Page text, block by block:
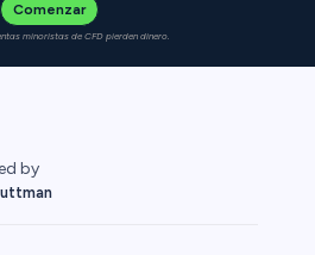
Comenzar
minoristas de CFD pierden dinero.
by